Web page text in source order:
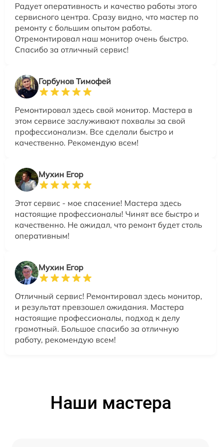
Радует оперативность и качество работы этого
сервисного центра. Сразу видно, что мастер по
ремонту с большим опытом работы.
Отремонтировал наш монитор очень быстро.
Спасибо за отличный сервис!
Горбунов Тимофей
Ремонтировал здесь свой монитор. Мастера в
этом сервисе заслуживают похвалы за свой
профессионализм. Все сделали быстро и
качественно. Рекомендую всем!
Мухин Егор
Этот сервис - мое спасение! Мастера здесь
настоящие профессионалы! Чинят все быстро и
качественно. Не ожидал, что ремонт будет столь
оперативным!
Мухин Егор
Отличный сервис! Ремонтировал здесь монитор,
и результат превзошел ожидания. Мастера
настоящие профессионалы, подход к делу
грамотный. Большое спасибо за отличную
работу, рекомендую всем!
Наши мастера